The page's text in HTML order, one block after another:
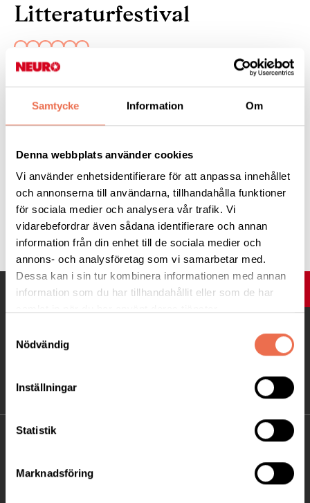
Samtycke Information Om
Denna webbplats använder cookies
Vi använder enhetsidentifierare för att anpassa innehållet
och annonserna till användarna, tillhandahålla funktioner
för sociala medier och analysera vår trafik. Vi
vidarebefordrar även sådana identifierare och annan
information från din enhet till de sociala medier och
annons- och analysföretag som vi samarbetar med.
Dessa kan i sin tur kombinera informationen med annan
information som du har tillhandahållit eller som de har
Nödvändig
Inställningar
Statistik
Marknadsföring
Litteraturfestival
16 maj 2025
Den 16-18 maj 2025 bjuder Hedvig Eleonora församling in till
Tipsa
Besöksadress: